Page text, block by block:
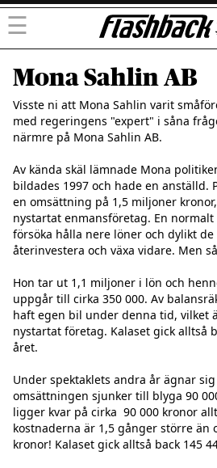
☰
Mona Sahlin AB
Visste ni att Mona Sahlin varit
med regeringens "expert" i såna
närmre på Mona Sahlin AB.
Av kända skäl lämnade Mona
bildades 1997 och hade en anställd.
en omsättning på 1,5 miljoner
nystartat enmansföretag. En
försöka hålla nere löner och dylikt
återinvestera och växa vidare. Men
Hon tar ut 1,1 miljoner i lön och
uppgår till cirka 350 000. Av
haft egen bil under denna tid, vilket
nystartat företag. Kalaset gick alltså
året.
Under spektaklets andra år ägnar
omsättningen sjunker till blyga 90
ligger kvar på cirka  90 000 kronor
kostnaderna är 1,5 gånger större än
kronor! Kalaset gick alltså back 145